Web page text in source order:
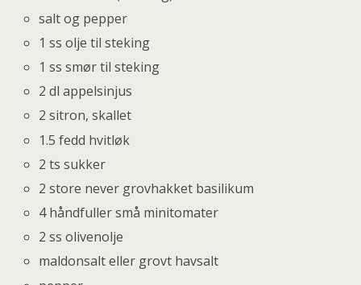
salt og pepper
1 ss olje til steking
1 ss smør til steking
2 dl appelsinjus
2 sitron, skallet
1.5 fedd hvitløk
2 ts sukker
2 store never grovhakket basilikum
4 håndfuller små minitomater
2 ss olivenolje
maldonsalt eller grovt havsalt